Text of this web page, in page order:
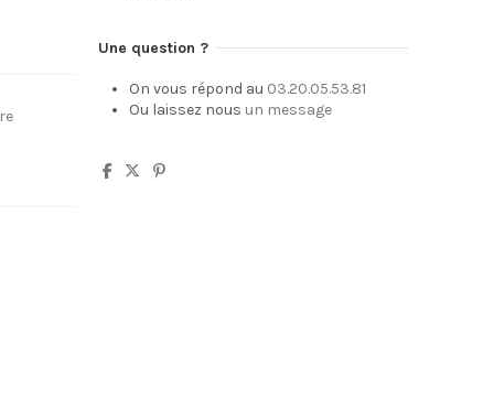
Une question ?
On vous répond au 03.20.05.53.81
Ou laissez nous un message